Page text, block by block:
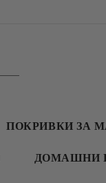
ПОКРИВКИ ЗА
ДОМАШНИ